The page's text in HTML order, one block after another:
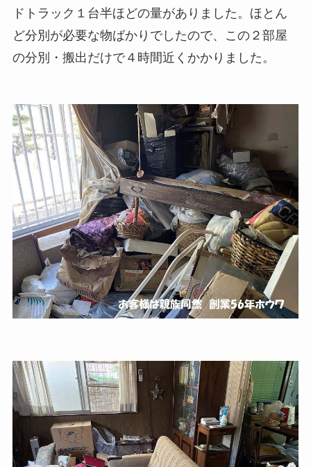
ドトラック１台半ほどの量がありました。ほとん
ど分別が必要な物ばかりでしたので、この２部屋
の分別・搬出だけで４時間近くかかりました。